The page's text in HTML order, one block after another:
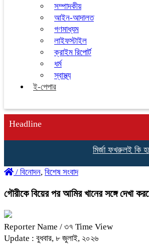
সম্পাদকীয়
আইন-আদালত
গণমাধ্যম
লাইফস্টাইল
ক্রাইম রিপোর্ট
ধর্ম
স্বাস্থ্য
ই-পেপার
Headline
মির্জা ফখরুলই কি
/ বিনোদন, বিশেষ সংবাদ
গৌরীকে বিয়ের পর আমির খানের সঙ্গে দেখা
Reporter Name / ৩৭ Time View
Update : বুধবার, ৮ জুলাই, ২০২৬